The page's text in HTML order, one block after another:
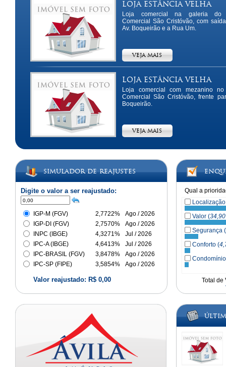
Loja Estância Velha
Loja comercial na galeria do
Comercial São Cristóvão, com
Av. Boqueirão e a Rua Um.
VEJA MAIS
Loja Estância Velha
Loja comercial com mezanino no
Comercial São Cristóvão, frente
Boqueirão.
VEJA MAIS
Simulador de Reajustes
Digite o valor a ser reajustado:
IGP-M (FGV) 2,7722%
Ago / 2026
IGP-DI (FGV)
2,7570%
Ago / 2026
INPC (IBGE)
4,3271%
Jul / 2026
IPC-A (IBGE)
4,6413%
Jul / 2026
IPC-BRASIL (FGV)
3,8478%
Ago / 2026
IPC-SP (FIPE)
3,5854% Ago / 2026
Valor reajustado: R$ 0,00
Qual a
Valor (
Segurança (
Conforto (
Total de